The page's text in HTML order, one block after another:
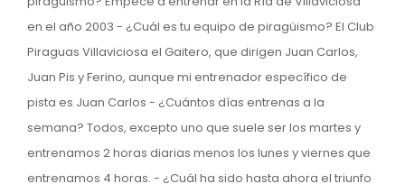
en el año 2003 - ¿Cuál es tu equipo de piragüismo? El Club
Piraguas Villaviciosa el Gaitero, que dirigen Juan Carlos,
Juan Pis y Ferino, aunque mi entrenador específico de
pista es Juan Carlos - ¿Cuántos días entrenas a la
semana? Todos, excepto uno que suele ser los martes y
entrenamos 2 horas diarias menos los lunes y viernes que
entrenamos 4 horas. - ¿Cuál ha sido hasta ahora el triunfo